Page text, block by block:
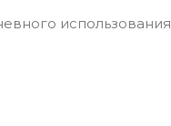
использования